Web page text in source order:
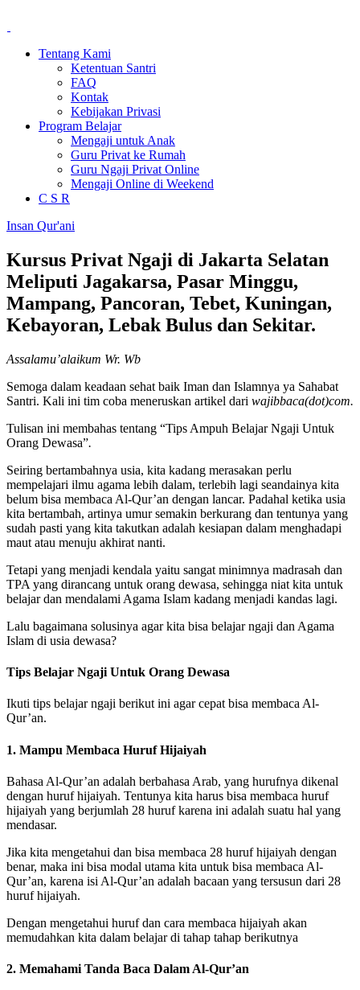
Tentang Kami
Ketentuan Santri
FAQ
Kontak
Kebijakan Privasi
Program Belajar
Mengaji untuk Anak
Guru Privat ke Rumah
Guru Ngaji Privat Online
Mengaji Online di Weekend
C S R
Insan Qur'ani
Kursus Privat Ngaji di Jakarta Selatan
Meliputi Jagakarsa, Pasar Minggu,
Mampang, Pancoran, Tebet, Kuningan,
Kebayoran, Lebak Bulus dan Sekitar.
Assalamu’alaikum Wr. Wb
Semoga dalam keadaan sehat baik Iman dan Islamnya ya Sahabat
Santri. Kali ini tim coba meneruskan artikel dari wajibbaca(dot)com.
Tulisan ini membahas tentang “Tips Ampuh Belajar Ngaji Untuk
Orang Dewasa”.
Seiring bertambahnya usia, kita kadang merasakan perlu
mempelajari ilmu agama lebih dalam, terlebih lagi seandainya kita
belum bisa membaca Al-Qur’an dengan lancar. Padahal ketika usia
kita bertambah, artinya umur semakin berkurang dan tentunya yang
sudah pasti yang kita takutkan adalah kesiapan dalam menghadapi
maut atau menuju akhirat nanti.
Tetapi yang menjadi kendala yaitu sangat minimnya madrasah dan
TPA yang dirancang untuk orang dewasa, sehingga niat kita untuk
belajar dan mendalami Agama Islam kadang menjadi kandas lagi.
Lalu bagaimana solusinya agar kita bisa belajar ngaji dan Agama
Islam di usia dewasa?
Tips Belajar Ngaji Untuk Orang Dewasa
Ikuti tips belajar ngaji berikut ini agar cepat bisa membaca Al-
Qur’an.
1. Mampu Membaca Huruf Hijaiyah
Bahasa Al-Qur’an adalah berbahasa Arab, yang hurufnya dikenal
dengan huruf hijaiyah. Tentunya kita harus bisa membaca huruf
hijaiyah yang berjumlah 28 huruf karena ini adalah suatu hal yang
mendasar.
Jika kita mengetahui dan bisa membaca 28 huruf hijaiyah dengan
benar, maka ini bisa modal utama kita untuk bisa membaca Al-
Qur’an, karena isi Al-Qur’an adalah bacaan yang tersusun dari 28
huruf hijaiyah.
Dengan mengetahui huruf dan cara membaca hijaiyah akan
memudahkan kita dalam belajar di tahap tahap berikutnya
2. Memahami Tanda Baca Dalam Al-Qur’an